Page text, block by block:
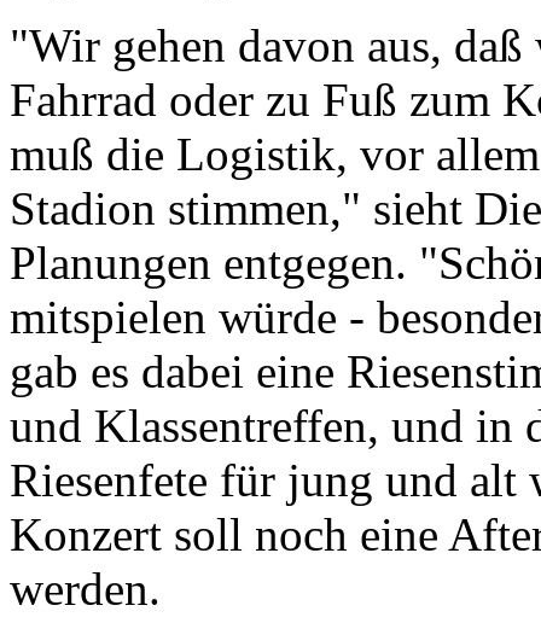
"Wir gehen davon aus,
Fahrrad oder zu Fuß zum
muß die Logistik, vor
Stadion stimmen," sieht
Planungen entgegen.
mitspielen würde -
gab es dabei eine
und Klassentreffen, und in
Riesenfete für jung und alt
Konzert soll noch eine
werden.